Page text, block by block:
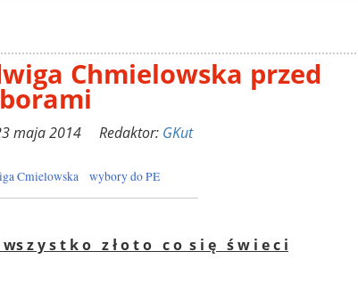
Chmielowska przed
maja 2014 Redaktor: GKut
Cmielowska wybory do PE
z y s t k o z ł o t o c o s i ę ś w i e c i